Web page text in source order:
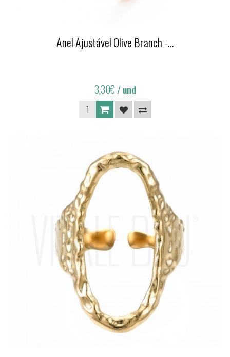
Anel Ajustável Olive Branch -...
3,30€/ und